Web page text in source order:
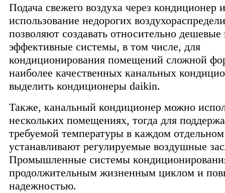
Подача свежего воздуха через кондиционер и
использование недорогих
позволяют создавать относительно дешевые
эффективные системы, в том числе, для
кондиционирования помещений сложной
наиболее качественных канальных
выделить кондиционеры daikin.
Также, канальный кондиционер можно
нескольких помещениях, тогда для
требуемой температуры в каждом
устанавливают регулируемые воздушные
Промышленные системы
продолжительным жизненным циклом и
надежностью.